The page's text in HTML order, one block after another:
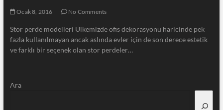
Ocak 8, 2016 No Comments
Stor perde modelleri Ülkemizde ofis dekorasyonu haricinde pek
fazla kullanılmayan ancak aslında evler için de son derece estetik
ve farklı bir seçenek olan stor perdeler…
Ara